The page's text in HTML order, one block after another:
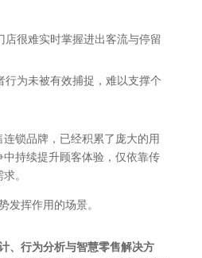
店很难实时掌握进出客流与停留
行为未被有效捕捉，难以支撑个
锁品牌，已经积累了庞大的用
中持续提升顾客体验，仅依靠传
。
发挥作用的场景。
、行为分析与智慧零售解决方